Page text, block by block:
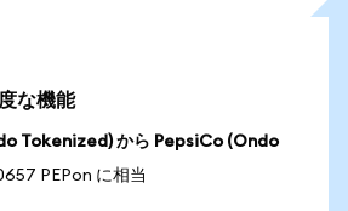
な機能
Tokenized) から PepsiCo (Ondo
PEPon に相当